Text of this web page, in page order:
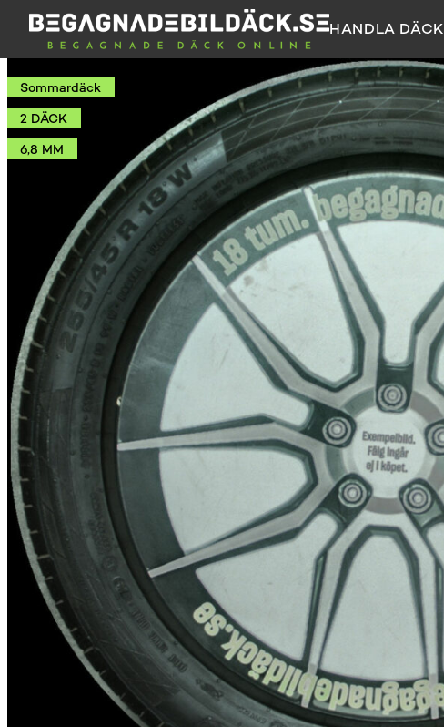
HANDLA DÄCK
Sommardäck
2 DÄCK
6,8 MM